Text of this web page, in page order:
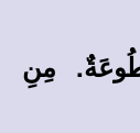
مِنِ